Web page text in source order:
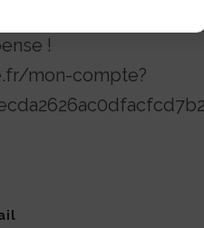
!
mon-compte?